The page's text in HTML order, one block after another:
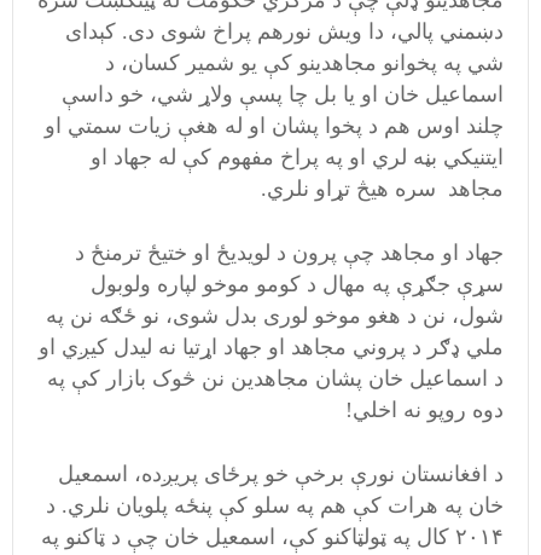
دښمني پالي، دا ویش نورهم پراخ شوی دی. کېدای
شي په پخوانو مجاهدینو کې یو شمیر کسان، د
اسماعیل خان او یا بل چا پسې ولاړ شي، خو داسې
چلند اوس هم د پخوا پشان او له هغې زیات سمتي او
ایتنیکي بڼه لري او په پراخ مفهوم کې له جهاد او
مجاهد سره هیڅ تړاو نلري.
جهاد او مجاهد چې پرون د لویدیځ او ختیځ ترمنځ د
سړې جګړې په مهال د کومو موخو لپاره ولوبول
شول، نن د هغو موخو لوری بدل شوی، نو ځګه نن په
ملي ډګر د پروني مجاهد او جهاد اړتیا نه لیدل کیږي او
د اسماعیل خان پشان مجاهدین نن څوک بازار کې په
دوه روپو نه اخلي!
د افغانستان نورې برخې خو پرځای پریږده، اسمعیل
خان په هرات کې هم په سلو کې پنځه پلویان نلري. د
۲۰۱۴ کال په ټولټاکنو کې، اسمعیل خان چې د ټاکنو په